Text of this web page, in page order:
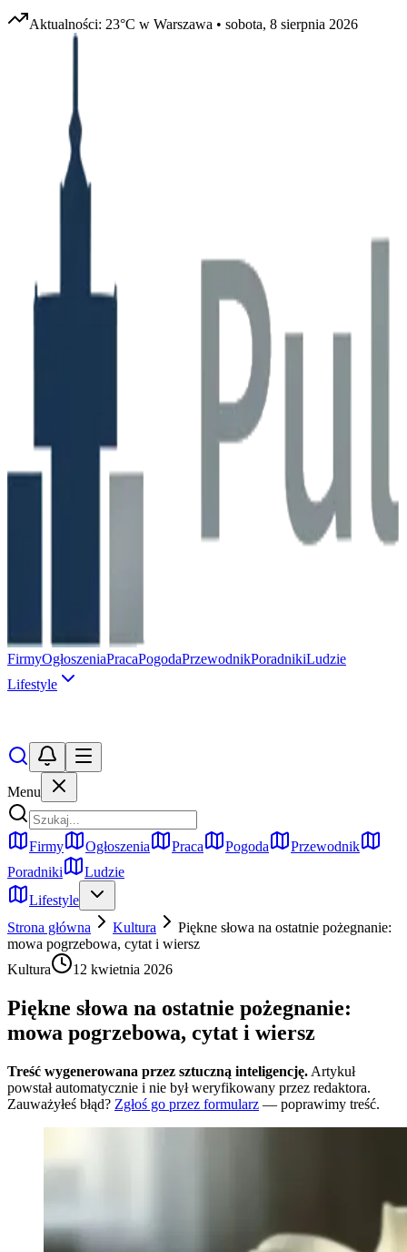
Aktualności: 23°C w Warszawa • sobota, 8 sierpnia 2026
FirmyOgłoszeniaPracaPogodaPrzewodnikPoradnikiLudzie
Lifestyle
Menu
Firmy Ogłoszenia Praca Pogoda
Przewodnik
Poradniki
Ludzie
Lifestyle
Strona główna
Kultura
Piękne słowa na ostatnie pożegnanie:
mowa pogrzebowa, cytat i wiersz
Kultura
12 kwietnia 2026
Piękne słowa na ostatnie pożegnanie:
mowa pogrzebowa, cytat i wiersz
Treść wygenerowana przez sztuczną inteligencję. Artykuł
powstał automatycznie i nie był weryfikowany przez redaktora.
Zauważyłeś błąd? Zgłoś go przez formularz — poprawimy treść.